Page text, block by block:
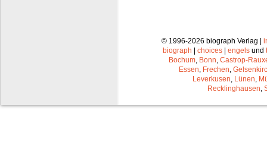
© 1996-2026 biograph Verlag |
biograph
choices engels und
Bochum, Bonn, Castrop-
Essen, Frechen,
Leverkusen, Lünen,
Recklinghausen,